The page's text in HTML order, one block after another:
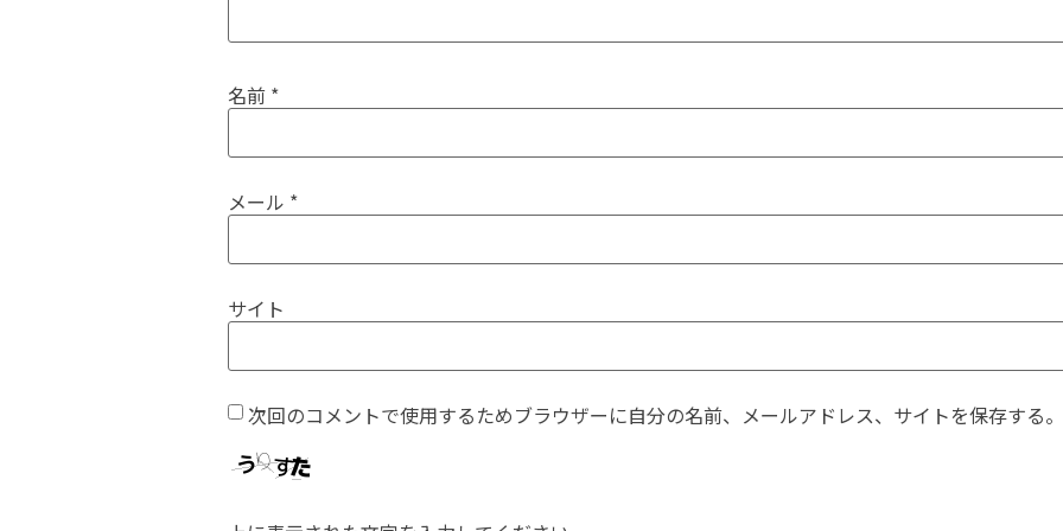
名前 *
メール *
サイト
次回のコメントで使用するためブラウザーに自分の名前、メールアドレス、サイトを保存する。